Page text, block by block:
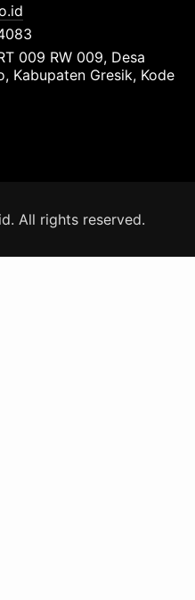
009 RW 009, Desa
Kabupaten Gresik, Kode
All rights reserved.